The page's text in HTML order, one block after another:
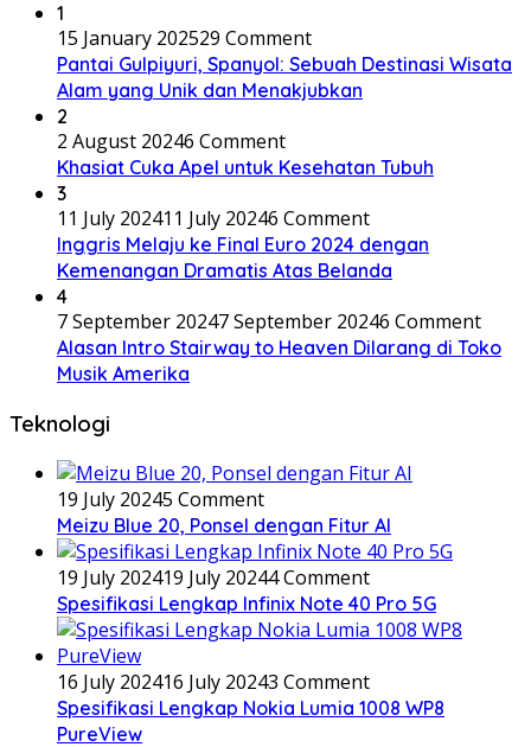
1
15 January 202529 Comment
Pantai Gulpiyuri, Spanyol: Sebuah Destinasi Wisata
Alam yang Unik dan Menakjubkan
2
2 August 20246 Comment
Khasiat Cuka Apel untuk Kesehatan Tubuh
3
11 July 202411 July 20246 Comment
Inggris Melaju ke Final Euro 2024 dengan
Kemenangan Dramatis Atas Belanda
4
7 September 20247 September 20246 Comment
Alasan Intro Stairway to Heaven Dilarang di Toko
Musik Amerika
Teknologi
19 July 20245 Comment
Meizu Blue 20, Ponsel dengan Fitur AI
19 July 202419 July 20244 Comment
Spesifikasi Lengkap Infinix Note 40 Pro 5G
16 July 202416 July 20243 Comment
Spesifikasi Lengkap Nokia Lumia 1008 WP8
PureView